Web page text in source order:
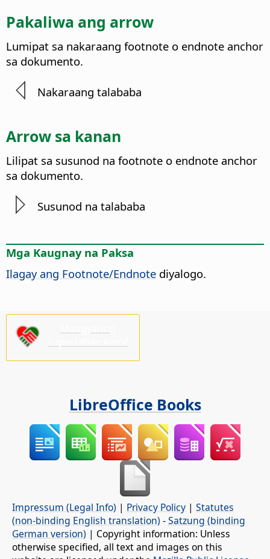
Pakaliwa ang arrow
Lumipat sa nakaraang footnote o endnote anchor
sa dokumento.
Nakaraang talababa
Arrow sa kanan
Lilipat sa susunod na footnote o endnote anchor
sa dokumento.
Susunod na talababa
Mga Kaugnay na Paksa
Ilagay ang Footnote/Endnote diyalogo.
LibreOffice Books
Impressum (Legal Info) | Privacy Policy | Statutes
(non-binding English translation) -Satzung (binding
German version) | Copyright information: Unless
otherwise specified, all text and images on this